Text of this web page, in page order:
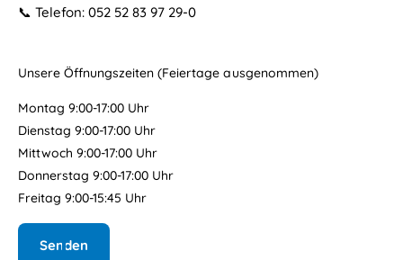
📞 Telefon: 052 52 83 97 29-0
Unsere Öffnungszeiten (Feiertage ausgenommen)
Montag 9:00-17:00 Uhr
Dienstag 9:00-17:00 Uhr
Mittwoch 9:00-17:00 Uhr
Donnerstag 9:00-17:00 Uhr
Freitag 9:00-15:45 Uhr
Senden